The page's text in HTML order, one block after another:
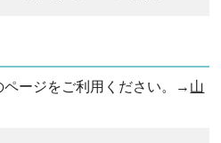
ージをご利用ください。→ 山